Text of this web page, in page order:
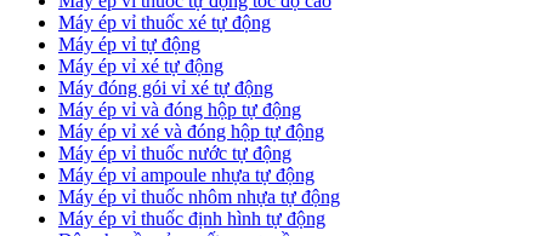
​Máy ép vỉ thuốc xé tự động
​Máy ép vỉ tự động
​Máy ép vỉ xé tự động
​Máy đóng gói vỉ xé tự động
​Máy ép vỉ và đóng hộp tự động
​Máy ép vỉ xé và đóng hộp tự động
​Máy ép vỉ thuốc nước tự động
​Máy ép vỉ ampoule nhựa tự động
Máy ép vỉ thuốc nhôm nhựa tự động
​Máy ép vỉ thuốc định hình tự động